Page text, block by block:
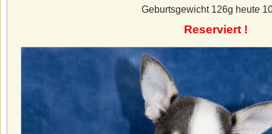
Geburtsgewicht 126g heute
Reserviert !